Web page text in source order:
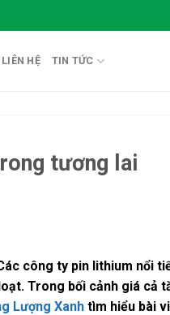
LIÊN HỆ TIN TỨC
tương lai
công ty pin lithium nổi
Trong bối cảnh giá cả
Lượng Xanh tìm hiểu bài